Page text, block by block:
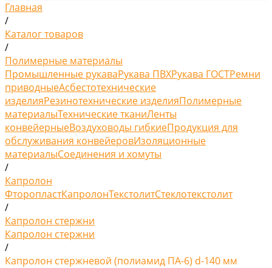
Главная
/
Каталог товаров
/
Полимерные материалы
Промышленные рукаваРукава ПВХРукава ГОСТРемни
приводныеАсбестотехнические
изделияРезинотехнические изделияПолимерные
материалыТехнические тканиЛенты
конвейерныеВоздуховоды гибкиеПродукция для
обслуживания конвейеровИзоляционные
материалыСоединения и хомуты
/
Капролон
ФторопластКапролонТекстолитСтеклотекстолит
/
Капролон стержни
Капролон стержни
/
Капролон стержневой (полиамид ПА-6) d-140 мм